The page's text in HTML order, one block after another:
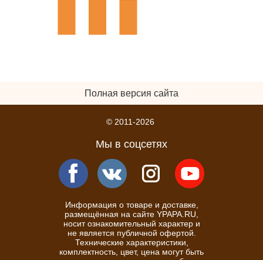
Полная версия сайта
© 2011-2026
Мы в соцсетях
Информация о товаре и доставке,
размещённая на сайте YPAPA.RU,
носит ознакомительный характер и
не является публичной офертой.
Технические характеристики,
комплектность, цвет, цена могут быть